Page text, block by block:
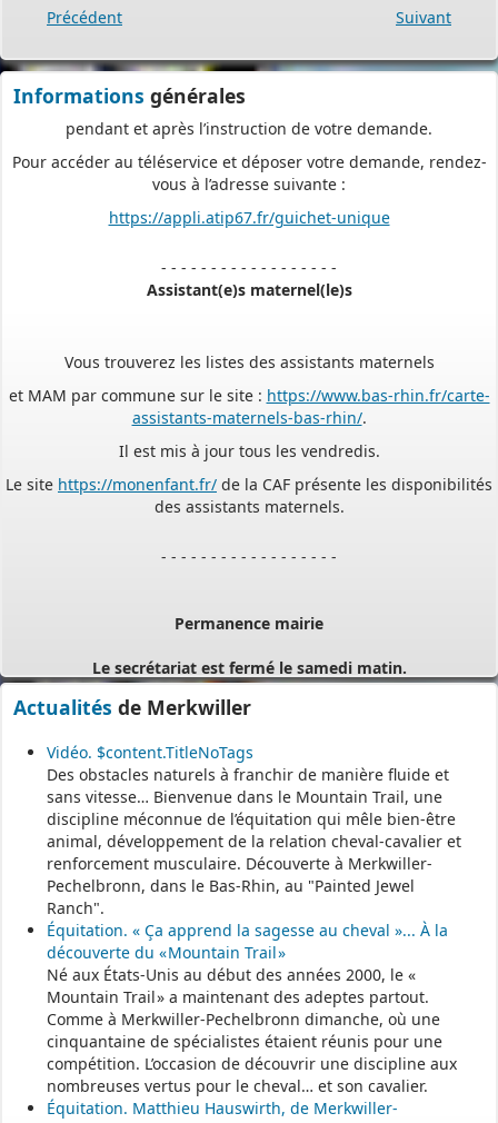
Précédent Suivant
Informations générales
Les services de votre commune restent
pour vous guider avant le dépôt de votre dossier, mais aussi
pendant et après l’instruction de votre demande.
Pour accéder au téléservice et déposer votre demande, rendez-
vous à l’adresse suivante :
Assistant(e)s maternel(le)s
assistants-maternels-bas-rhin/.
Il est mis à jour tous les vendredis.
https://monenfant.fr/
des assistants maternels.
Une permanence est assurée par le maire, sur rendez-vous.
Actualités de Merkwiller
Vidéo. $content.TitleNoTags
Des obstacles naturels à franchir de manière fluide et
sans vitesse… Bienvenue dans le Mountain Trail, une
discipline méconnue de l’équitation qui mêle bien-être
animal, développement de la relation cheval-cavalier et
renforcement musculaire. Découverte à Merkwiller-
Pechelbronn, dans le Bas-Rhin, au "Painted Jewel
Ranch".
Équitation. « Ça apprend la sagesse au cheval »... À la
découverte du « Mountain Trail »
Né aux États-Unis au début des années 2000, le «
Mountain Trail » a maintenant des adeptes partout.
Comme à Merkwiller-Pechelbronn dimanche, où une
cinquantaine de spécialistes étaient réunis pour une
compétition. L’occasion de découvrir une discipline aux
nombreuses vertus pour le cheval… et son cavalier.
Équitation. Matthieu Hauswirth, de Merkwiller-